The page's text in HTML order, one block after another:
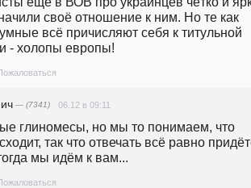
своё отношение к ним. Но те как
всё причисляют себя к титульной
- холопы европы!
— (7341) 06.12 в 09:11
глиномесы, но мы то понимаем, что
так что отвечать всё равно
мы идём к вам...